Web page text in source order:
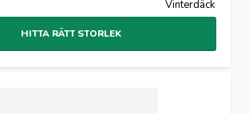
Vinterdäck
HITTA RÄTT STORLEK